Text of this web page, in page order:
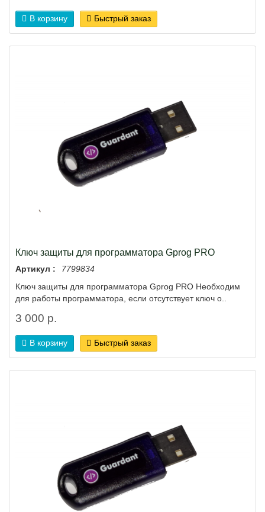
В корзину Быстрый заказ
Ключ защиты для программатора Gprog PRO
Артикул :
7799834
Ключ защиты для программатора Gprog PRO Необходим
для работы программатора, если отсутствует ключ о..
3 000 р.
В корзину Быстрый заказ